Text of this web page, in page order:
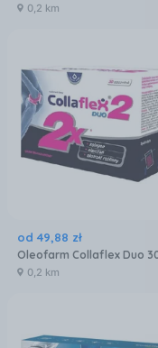
0,2 km
od 49,88 zł
0,2 km